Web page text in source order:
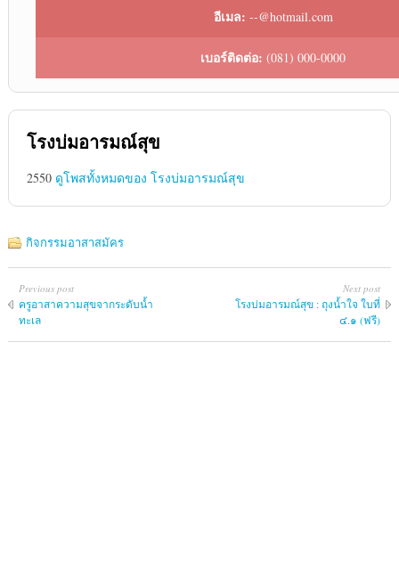
อีเมล: --@hotmail.com
เบอร์ติดต่อ: (081) 000-0000
โรงบ่มอารมณ์สุข
2550 ดูโพสทั้งหมดของ โรงบ่มอารมณ์สุข
กิจกรรมอาสาสมัคร
Previous post
ครูอาสาความสุขจากระดับน้ำ
ทะเล
Next post
โรงบ่มอารมณ์สุข : ถุงน้ำใจ ใบที่
๔.๑ (ฟรี)